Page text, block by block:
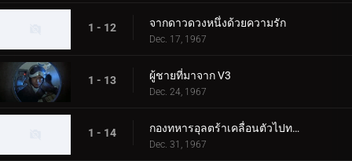
1 - 12 จากดาวดวงหนึ่งด้วยความรัก
Dec. 17, 1967
1 - 13 ผู้ชายที่มาจาก V3
Dec. 24, 1967
1 - 14 กองทหารอุลตร้าเคลื่อนตัวไปทางตะวันตก ตอนที่ 1
Dec. 31, 1967